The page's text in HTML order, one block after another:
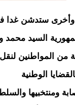
وأخرى ستدشن
السيد
من المواطنين
الوطنية